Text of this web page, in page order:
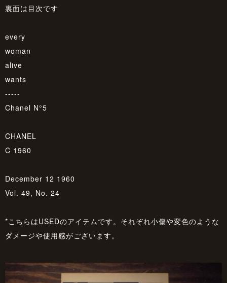
裏面は目次です
every
woman
alive
wants
-----
Chanel N°5
CHANEL
C 1960
December 12 1960
Vol. 49, No. 24
*こちらはUSEDのアイテムです。それぞれ小傷や変色のような
ダメージや使用感がございます。